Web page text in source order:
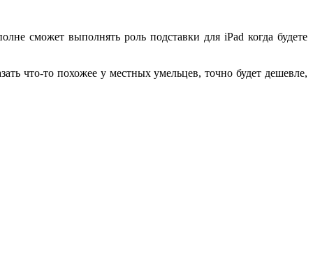
сможет выполнять роль подставки для iPad когда будете
что-то похожее у местных умельцев, точно будет дешевле,